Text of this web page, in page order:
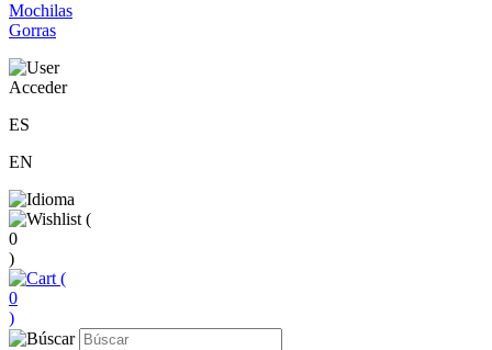
Mochilas
Gorras
Acceder
ES
EN
(
0
)
(
0
)